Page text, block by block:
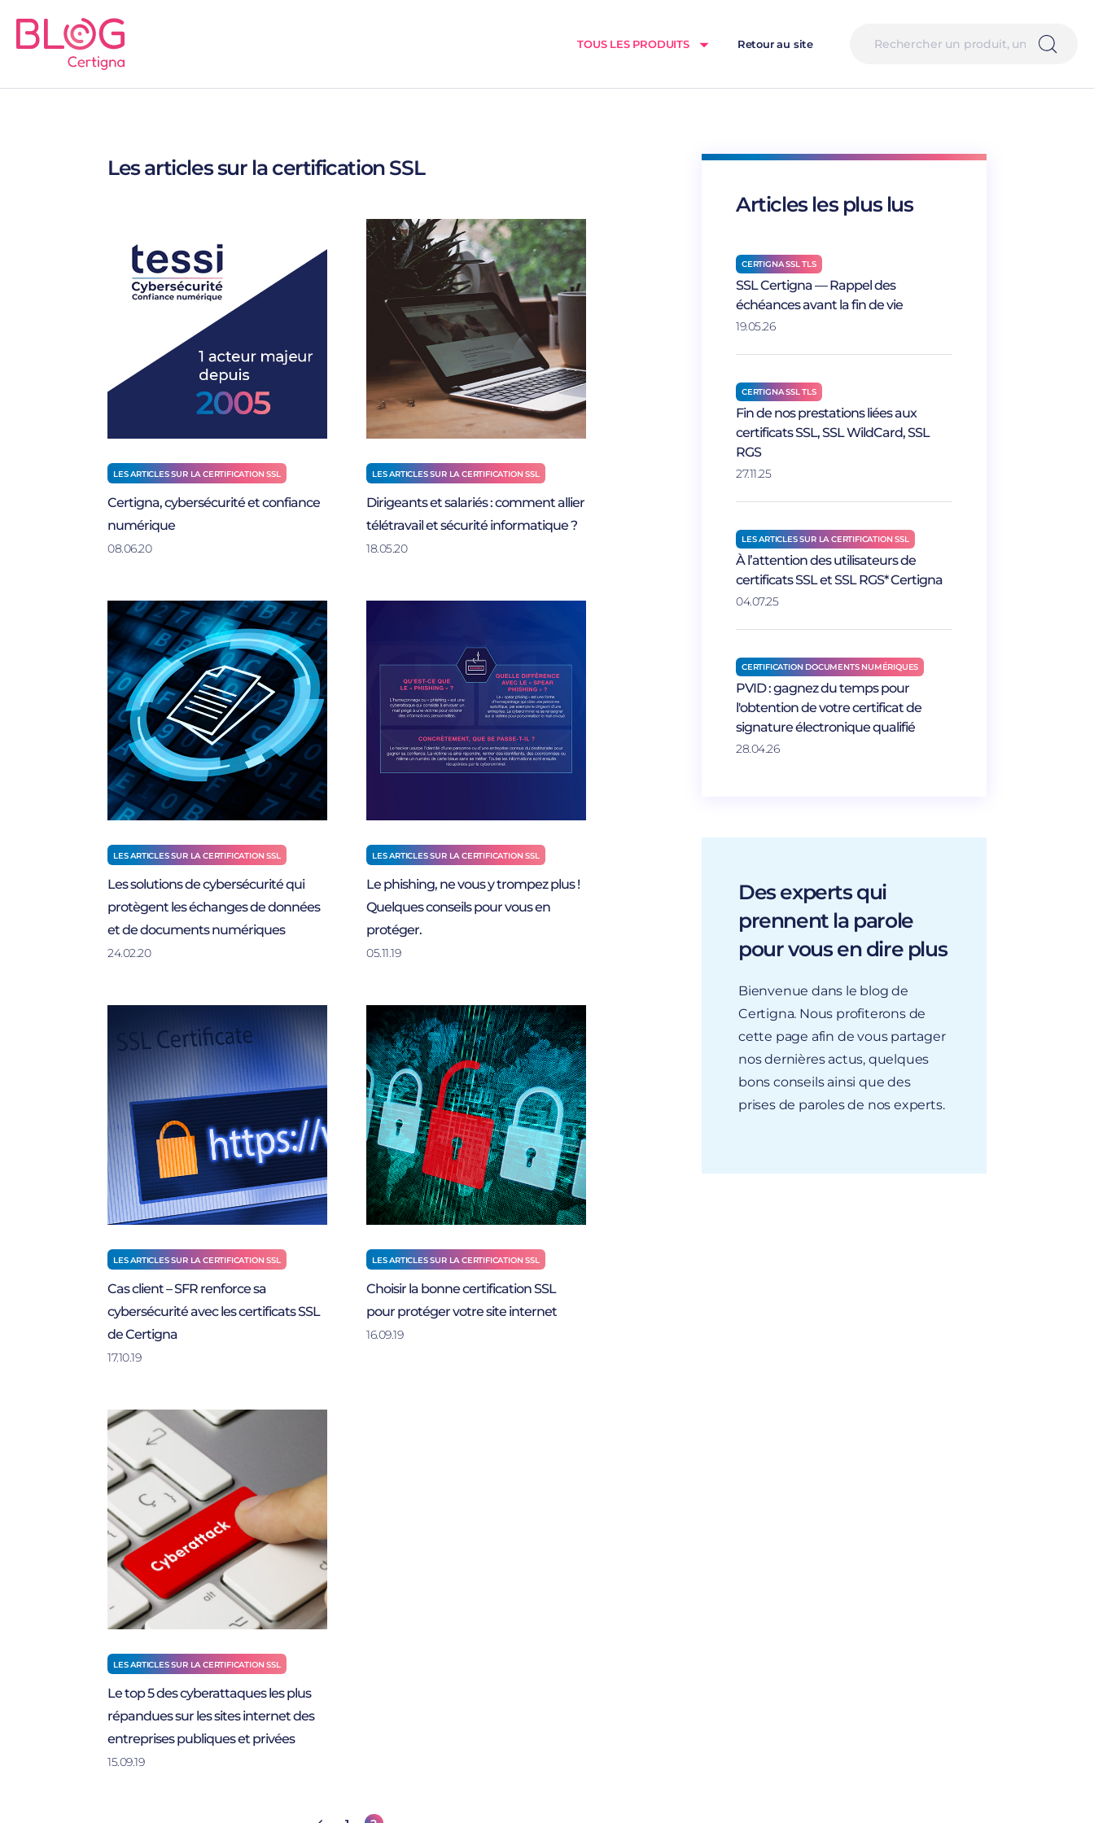
TOUS LES PRODUITS Retour au site
Les articles sur la certification SSL
LES ARTICLES SUR LA CERTIFICATION SSL
Certigna, cybersécurité et confiance
numérique
08.06.20
LES ARTICLES SUR LA CERTIFICATION SSL
Dirigeants et salariés : comment allier
télétravail et sécurité informatique ?
18.05.20
LES ARTICLES SUR LA CERTIFICATION SSL
Les solutions de cybersécurité qui
protègent les échanges de données
et de documents numériques
24.02.20
LES ARTICLES SUR LA CERTIFICATION SSL
Le phishing, ne vous y trompez plus !
Quelques conseils pour vous en
protéger.
05.11.19
LES ARTICLES SUR LA CERTIFICATION SSL
Cas client – SFR renforce sa
cybersécurité avec les certificats SSL
de Certigna
17.10.19
LES ARTICLES SUR LA CERTIFICATION SSL
Choisir la bonne certification SSL
pour protéger votre site internet
16.09.19
LES ARTICLES SUR LA CERTIFICATION SSL
Le top 5 des cyberattaques les plus
répandues sur les sites internet des
entreprises publiques et privées
15.09.19
Articles les plus lus
CERTIGNA SSL TLS
SSL Certigna — Rappel des
échéances avant la fin de vie
19.05.26
CERTIGNA SSL TLS
Fin de nos prestations liées aux
certificats SSL, SSL WildCard, SSL
RGS
27.11.25
LES ARTICLES SUR LA CERTIFICATION SSL
À l’attention des utilisateurs de
certificats SSL et SSL RGS* Certigna
04.07.25
CERTIFICATION DOCUMENTS NUMÉRIQUES
PVID : gagnez du temps pour
l'obtention de votre certificat de
signature électronique qualifié
28.04.26
Des experts qui
prennent la parole
pour vous en dire plus
Bienvenue dans le blog de
Certigna. Nous profiterons de
cette page afin de vous partager
nos dernières actus, quelques
bons conseils ainsi que des
prises de paroles de nos experts.